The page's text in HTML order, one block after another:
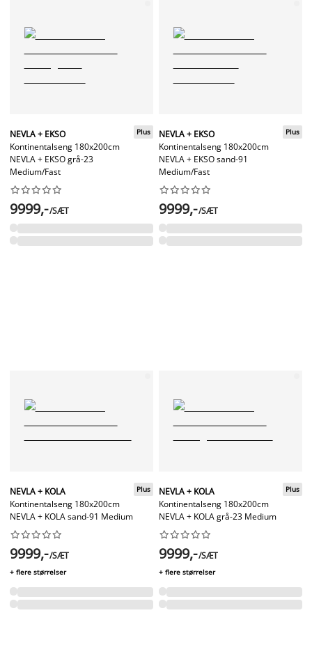
NEVLA + EKSO
Kontinentalseng 180x200cm
NEVLA + EKSO grå-23
Medium/Fast
Plus






9999,-/SÆT
NEVLA + EKSO
Kontinentalseng 180x200cm
NEVLA + EKSO sand-91
Medium/Fast
Plus






9999,-/SÆT
NEVLA + KOLA
Kontinentalseng 180x200cm
NEVLA + KOLA sand-91 Medium
Plus






9999,-/SÆT
+ flere størrelser
NEVLA + KOLA
Kontinentalseng 180x200cm
NEVLA + KOLA grå-23 Medium
Plus






9999,-/SÆT
+ flere størrelser